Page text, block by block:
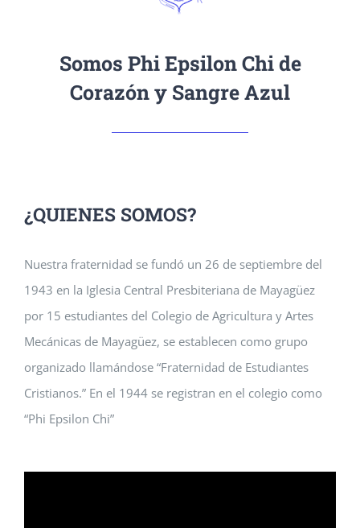
Somos Phi Epsilon Chi de
Corazón y Sangre Azul
¿QUIENES SOMOS?
Nuestra fraternidad se fundó un 26 de septiembre del
1943 en la Iglesia Central Presbiteriana de Mayagüez
por 15 estudiantes del Colegio de Agricultura y Artes
Mecánicas de Mayagüez, se establecen como grupo
organizado llamándose “Fraternidad de Estudiantes
Cristianos.” En el 1944 se registran en el colegio como
“Phi Epsilon Chi”